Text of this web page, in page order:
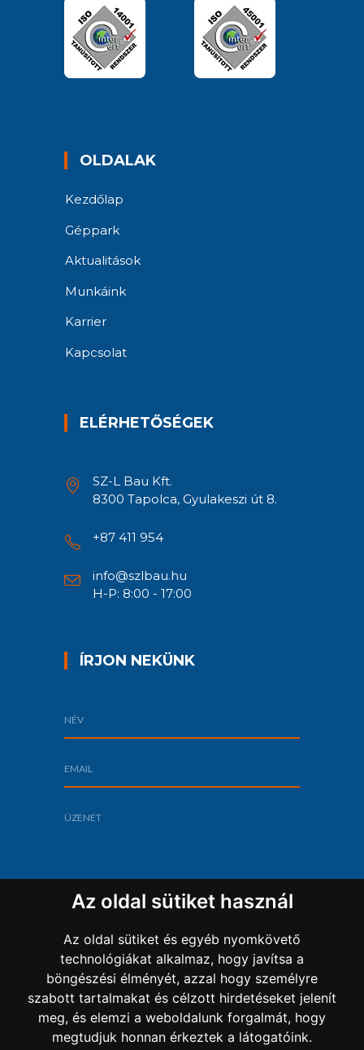
Az oldal sütiket használ
Az oldal sütiket és egyéb nyomkövető
technológiákat alkalmaz, hogy javítsa a
böngészési élményét, azzal hogy személyre
szabott tartalmakat és célzott hirdetéseket jelenít
meg, és elemzi a weboldalunk forgalmát, hogy
megtudjuk honnan érkeztek a látogatóink.
OLDALAK
Kezdőlap
Géppark
Aktualitások
Munkáink
Karrier
Kapcsolat
ELÉRHETŐSÉGEK
SZ-L Bau Kft.
8300 Tapolca, Gyulakeszi út 8.
+87 411 954
info@szlbau.hu
H-P: 8:00 - 17:00
ÍRJON NEKÜNK
Copyright 2022 Sz-L Bau Kft.